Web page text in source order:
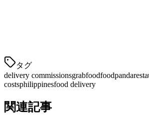
タグ
delivery commissionsgrabfoodfoodpanda
costsphilippinesfood delivery
関連記事